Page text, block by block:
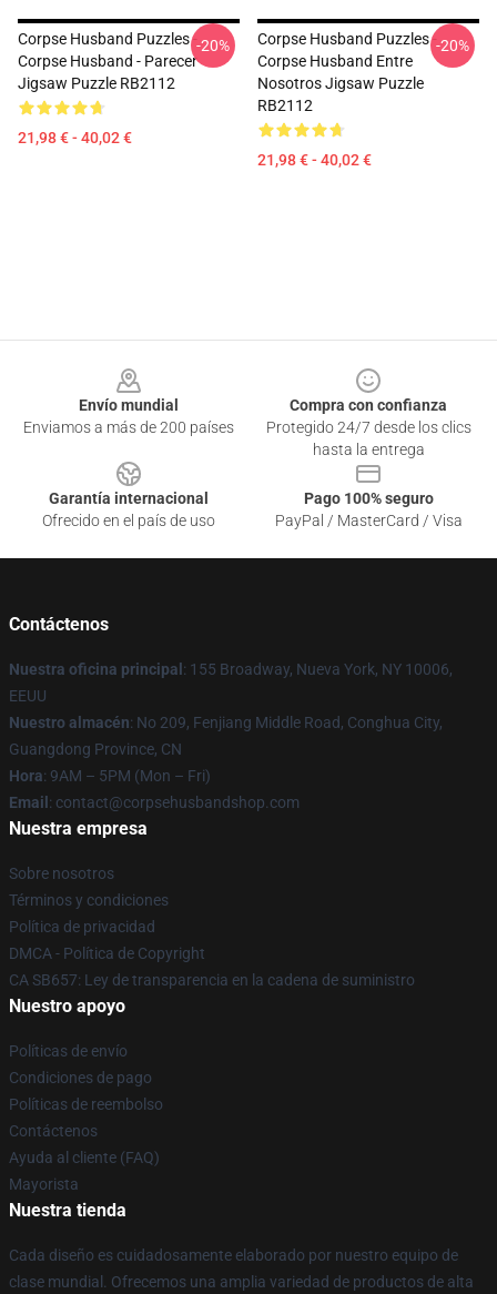
Corpse Husband Puzzles -
Corpse Husband - Parecer
Jigsaw Puzzle RB2112
21,98 € - 40,02 €
-20%
Corpse Husband Puzzles -
Corpse Husband Entre
Nosotros Jigsaw Puzzle
RB2112
21,98 € - 40,02 €
-20%
Envío mundial
Enviamos a más de 200 países
Compra con confianza
Protegido 24/7 desde los clics
hasta la entrega
Garantía internacional
Ofrecido en el país de uso
Pago 100% seguro
PayPal / MasterCard / Visa
Contáctenos
Nuestra oficina principal : 155 Broadway, Nueva York, NY 10006,
EEUU
Nuestro almacén: No 209, Fenjiang Middle Road, Conghua City,
Guangdong Province, CN
Hora: 9AM – 5PM (Mon – Fri)
Email : contact@corpsehusbandshop.com
Nuestra empresa
Sobre nosotros
Términos y condiciones
Política de privacidad
DMCA - Política de Copyright
CA SB657: Ley de transparencia en la cadena de suministro
Nuestro apoyo
Políticas de envío
Condiciones de pago
Políticas de reembolso
Contáctenos
Ayuda al cliente (FAQ)
Mayorista
Nuestra tienda
Cada diseño es cuidadosamente elaborado por nuestro equipo de
clase mundial. Ofrecemos una amplia variedad de productos de alta